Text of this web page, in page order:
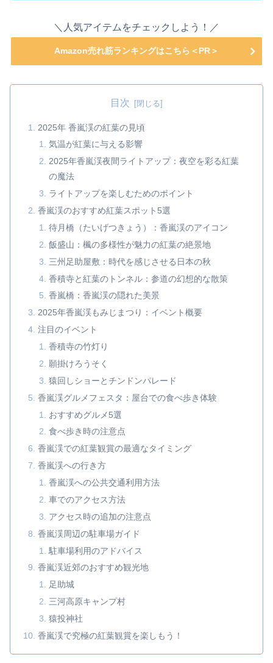
＼人気アイテムをチェックしよう！／
Amazon売れ筋ランキングはこちら＜PR＞
目次
2025年 香嵐渓の紅葉の見頃
気温が紅葉に与える影響
2025年香嵐渓夜間ライトアップ：夜空を彩る紅葉
の魔法
ライトアップを楽しむためのポイント
香嵐渓のおすすめ紅葉スポット5選
待月橋（たいげつきょう）：香嵐渓のアイコン
飯盛山：楓の多様性が魅力の紅葉の絶景地
三州足助屋敷：時代を感じさせる日本の秋
香積寺と紅葉のトンネル：参道の幻想的な散策
香嵐橋：香嵐渓の隠れた美景
2025年香嵐渓もみじまつり：イベント概要
注目のイベント
香積寺の竹灯り
願掛けろうそく
猿回しショーとチンドンパレード
香嵐渓グルメフェスタ：屋台での食べ歩き体験
おすすめグルメ5選
食べ歩き時の注意点
香嵐渓での紅葉観賞の最適なタイミング
香嵐渓への行き方
香嵐渓への公共交通利用方法
車でのアクセス方法
アクセス時の追加の注意点
香嵐渓周辺の駐車場ガイド
駐車場利用のアドバイス
香嵐渓近郊のおすすめ観光地
足助城
三河高原キャンプ村
猿投神社
香嵐渓で究極の紅葉観賞を楽しもう！